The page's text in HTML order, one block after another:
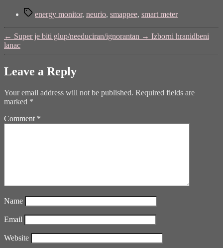
"Smappee
pametno
brojilo"
Tagsenergy monitor, neurio, smappee, smart meter
← Super je biti glup/needuciran/ignorantan → Izborni hranidbeni
lanac
Leave a Reply
Your email address will not be published. Required fields are
marked *
Comment *
Name
Email
Website